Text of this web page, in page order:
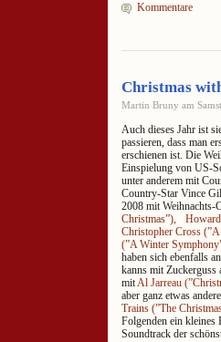
Kommentare
Christmas
Martin Bruny am
Auch dieses Jahr ist
passieren, dass man
erschienen ist. Die
Einspielung von US-
unter anderem mit
Country-Star Vince
2008 mit Weihnachts-
Christmas”),
Christopher Cross
(”A Winter
haben sich ebenfalls
kanns mit Zuckerguss
mitAl Jarreau
aber ganz etwas
Trains (”The
Folgenden ein kleines
Soundtrack der